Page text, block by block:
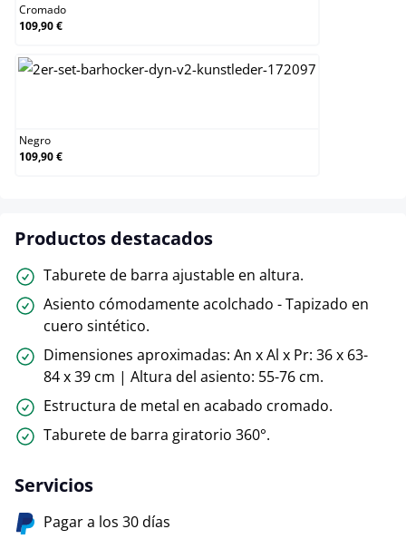
Cromado
109,90 €
Negro
109,90 €
Productos destacados
Taburete de barra ajustable en altura.
Asiento cómodamente acolchado - Tapizado en
cuero sintético.
Dimensiones aproximadas: An x Al x Pr: 36 x 63-
84 x 39 cm | Altura del asiento: 55-76 cm.
Estructura de metal en acabado cromado.
Taburete de barra giratorio 360°.
Servicios
Pagar a los 30 días